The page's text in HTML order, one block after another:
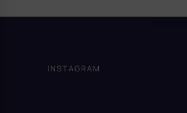
e
INSTAGRAM